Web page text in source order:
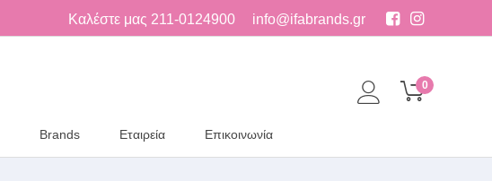
Καλέστε μας 211-0124900 info@ifabrands.gr
0
Brands Εταιρεία Επικοινωνία